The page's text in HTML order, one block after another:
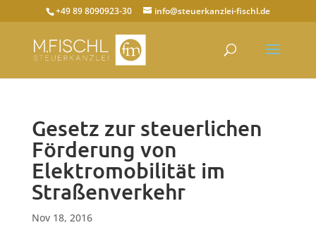
+49 89 8090923-30 info@steuerkanzlei-fischl.de
Gesetz zur steuerlichen
Förderung von
Elektromobilität im
Straßenverkehr
Nov 18, 2016